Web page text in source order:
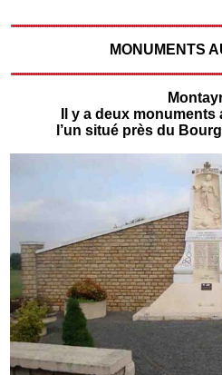
MONUMENTS
Il y a deux monuments
l’un situé près du